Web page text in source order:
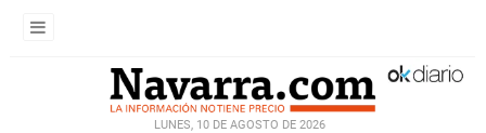
LUNES, 10 DE AGOSTO DE 2026